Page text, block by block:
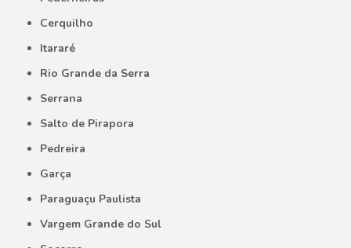
Cerquilho
Itararé
Rio Grande da Serra
Serrana
Salto de Pirapora
Pedreira
Garça
Paraguaçu Paulista
Vargem Grande do Sul